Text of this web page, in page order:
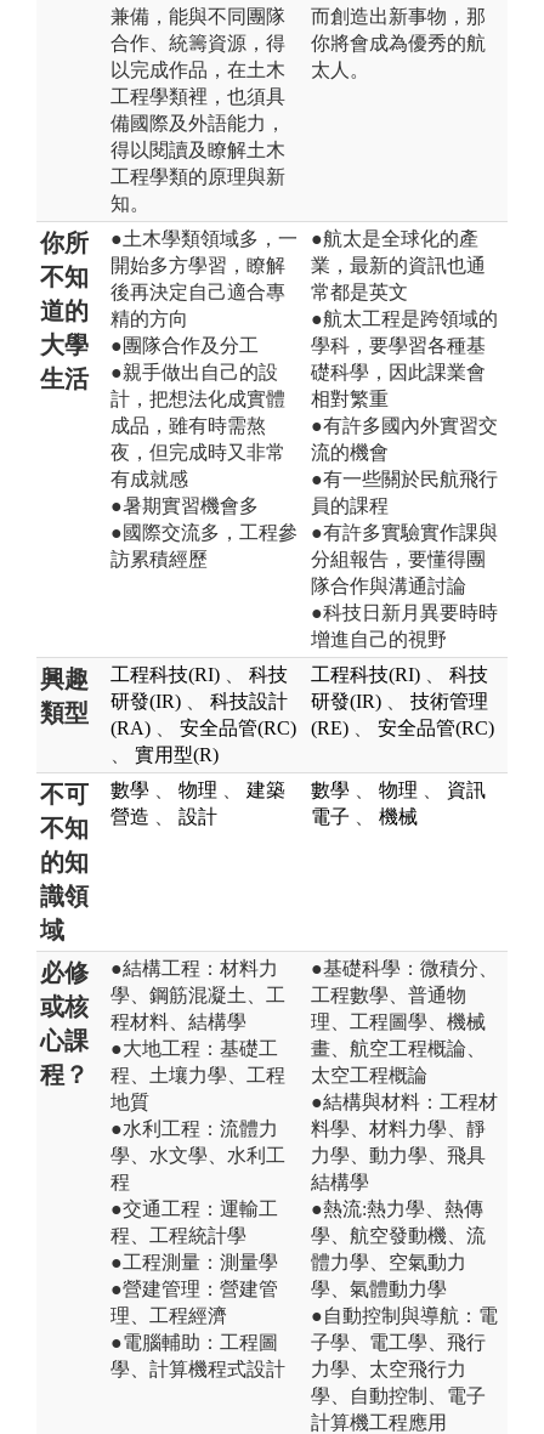
兼備，能與不同團隊
合作、統籌資源，得
以完成作品，在土木
工程學類裡，也須具
備國際及外語能力，
得以閱讀及瞭解土木
工程學類的原理與新
知。
而創造出新事物，那
你將會成為優秀的航
太人。
你所
不知
道的
大學
生活
●土木學類領域多，一
開始多方學習，瞭解
後再決定自己適合專
精的方向
●團隊合作及分工
●親手做出自己的設
計，把想法化成實體
成品，雖有時需熬
夜，但完成時又非常
有成就感
●暑期實習機會多
●國際交流多，工程參
訪累積經歷
●航太是全球化的產
業，最新的資訊也通
常都是英文
●航太工程是跨領域的
學科，要學習各種基
礎科學，因此課業會
相對繁重
●有許多國內外實習交
流的機會
●有一些關於民航飛行
員的課程
●有許多實驗實作課與
分組報告，要懂得團
隊合作與溝通討論
●科技日新月異要時時
增進自己的視野
興趣
類型
工程科技(RI)
科技
研發(IR)
科技設計
(RA)
安全品管(RC)
實用型(R)
工程科技(RI)
科技
研發(IR)
技術管理
(RE)
安全品管(RC)
不可
不知
的知
識領
域
數學 物理
建築
營造
設計
數學 物理
資訊
電子
機械
必修
或核
心課
程？
●結構工程：材料力
學、鋼筋混凝土、工
程材料、結構學
●大地工程：基礎工
程、土壤力學、工程
地質
●水利工程：流體力
學、水文學、水利工
程
●交通工程：運輸工
程、工程統計學
●工程測量：測量學
●營建管理：營建管
理、工程經濟
●電腦輔助：工程圖
學、計算機程式設計
●基礎科學：微積分、
工程數學、普通物
理、工程圖學、機械
畫、航空工程概論、
太空工程概論
●結構與材料：工程材
料學、材料力學、靜
力學、動力學、飛具
結構學
●熱流:熱力學、熱傳
學、航空發動機、流
體力學、空氣動力
學、氣體動力學
●自動控制與導航：電
子學、電工學、飛行
力學、太空飛行力
學、自動控制、電子
計算機工程應用